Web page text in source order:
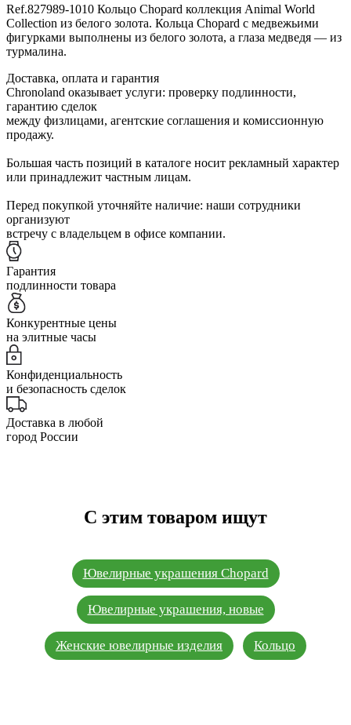
Ref.827989-1010 Кольцо Chopard коллекция Animal World
Collection из белого золота. Кольца Chopard с медвежьими
фигурками выполнены из белого золота, а глаза медведя — из
турмалина.
Доставка, оплата и гарантия
Chronoland оказывает услуги: проверку подлинности,
гарантию сделок
между физлицами, агентские соглашения и комиссионную
продажу.
Большая часть позиций в каталоге носит рекламный характер
или принадлежит частным лицам.
Перед покупкой уточняйте наличие: наши сотрудники
организуют
встречу с владельцем в офисе компании.
Гарантия
подлинности товара
Конкурентные цены
на элитные часы
Конфиденциальность
и безопасность сделок
Доставка в любой
город России
С этим товаром ищут
Ювелирные украшения Chopard
Ювелирные украшения, новые
Женские ювелирные изделия Кольцо